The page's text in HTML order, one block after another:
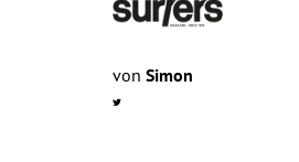
von Simon